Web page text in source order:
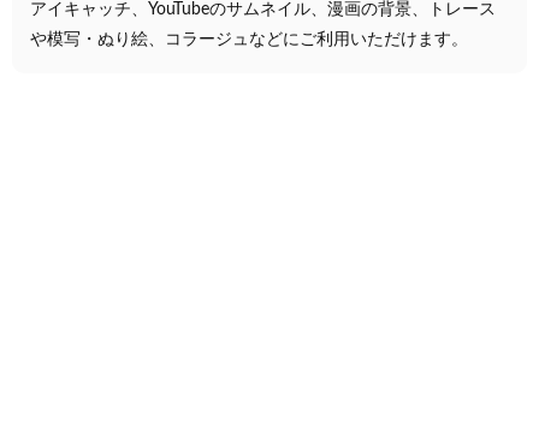
アイキャッチ、YouTubeのサムネイル、漫画の背景、トレース
や模写・ぬり絵、コラージュなどにご利用いただけます。